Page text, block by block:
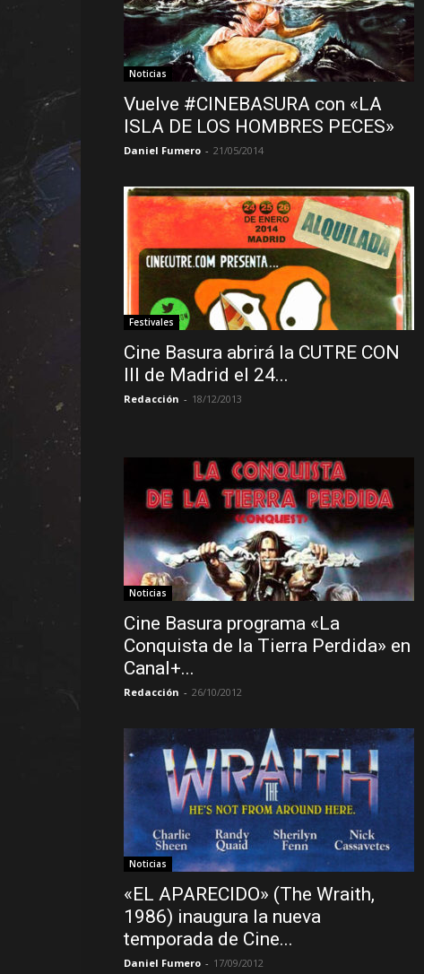
Noticias
Vuelve #CINEBASURA con «LA
ISLA DE LOS HOMBRES PECES»
Daniel Fumero - 21/05/2014
Festivales
Cine Basura abrirá la CUTRE CON
III de Madrid el 24...
Redacción - 18/12/2013
Noticias
Cine Basura programa «La
Conquista de la Tierra Perdida» en
Canal+...
Redacción - 26/10/2012
Noticias
«EL APARECIDO» (The Wraith,
1986) inaugura la nueva
temporada de Cine...
Daniel Fumero - 17/09/2012